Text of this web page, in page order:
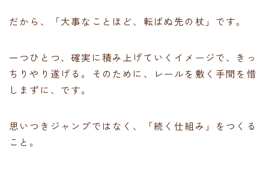
だから、「大事なことほど、転ばぬ先の杖」です。
一つひとつ、確実に積み上げていくイメージで、きっ
ちりやり遂げる。そのために、レールを敷く手間を惜
しまずに、です。
思いつきジャンプではなく、「続く仕組み」をつくる
こと。